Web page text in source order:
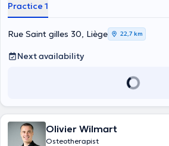
specifically to your needs while remaining
scientific data and of course our final goal. I
office on Tuesdays and Fridays from 12pm
Wednesdays from 8am to 12pm. For home
via mobile phone or email to arrange an
Practice 1
Rue Saint gilles 30, Liège 22,7 km
Next availability
Olivier Wilmart
Osteotherapist